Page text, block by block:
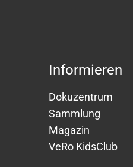
Informieren
Dokuzentrum
Sammlung
Magazin
VeRo KidsClub